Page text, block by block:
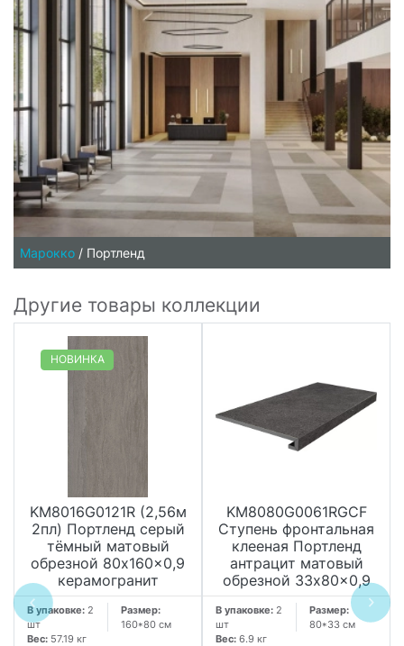
Марокко / Портленд
Другие товары коллекции
НОВИНКА
KM8016G0121R (2,56м
2пл) Портленд серый
тёмный матовый
обрезной 80x160x0,9
керамогранит
В упаковке: 2
шт
Размер:
160*80 см
Вес: 57.19 кг
KM8080G0061RGCF
Ступень фронтальная
клееная Портленд
антрацит матовый
обрезной 33x80x0,9
В упаковке: 2
шт
Размер:
80*33 см
Вес: 6.9 кг